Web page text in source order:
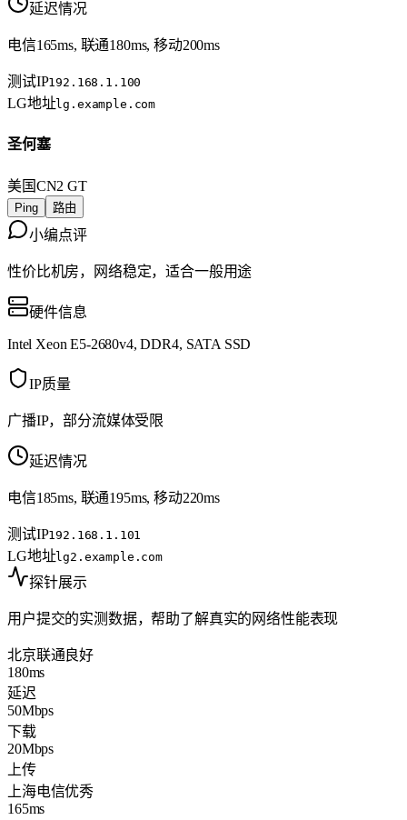
延迟情况
电信165ms, 联通180ms, 移动200ms
测试IP192.168.1.100
LG地址lg.example.com
圣何塞
美国CN2 GT
Ping 路由
小编点评
性价比机房，网络稳定，适合一般用途
硬件信息
Intel Xeon E5-2680v4, DDR4, SATA SSD
IP质量
广播IP，部分流媒体受限
延迟情况
电信185ms, 联通195ms, 移动220ms
测试IP192.168.1.101
LG地址lg2.example.com
探针展示
用户提交的实测数据，帮助了解真实的网络性能表现
北京联通 良好
180ms
延迟
50Mbps
下载
20Mbps
上传
上海电信优秀
165ms